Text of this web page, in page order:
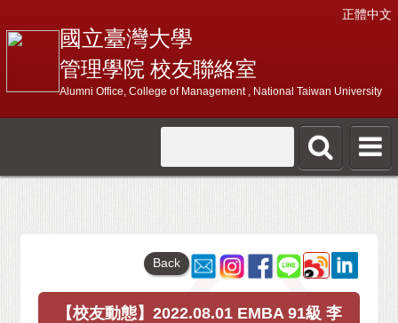
正體中文
國立臺灣大學
管理學院 校友聯絡室
Alumni Office, College of Management , National Taiwan University
Back
【校友動態】2022.08.01 EMBA 91級 李